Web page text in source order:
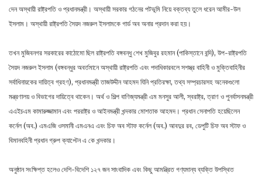
দেন অস্থায়ী রাষ্ট্রপতি ও প্রধানমন্ত্রী। অস্থায়ী সরকার গঠনের পটভূমি নিয়ে বক্তব্য তুলে ধরেন আমীর-উল
ইসলাম। অস্থায়ী রাষ্ট্রপতি সৈয়দ নজরুল ইসলামকে গার্ড অব অনার প্রদান করা হয়।
তখন মুজিবনগর সরকারের কাঠোমো ছিল রাষ্ট্রপতি বঙ্গবন্ধু শেখ মুজিবুর রহমান (পাকিস্তানে বন্দি), উপ-রাষ্ট্রপতি
সৈয়দ নজরুল ইসলাম (বঙ্গবন্ধুর অবর্তমানে অস্থায়ী রাষ্ট্রপতি এবং পদাধিকারবলে সশস্ত্র বাহিনী ও মুক্তিবাহিনীর
সর্বাধিনায়কের দায়িত্ব গ্রহণ), প্রধানমন্ত্রী তাজউদ্দীন আহমদ যিনি প্রতিরক্ষা, তথ্য সম্প্রচারসহ অনেকগুলো
মন্ত্রণালয় ও বিভাগের দায়িত্বে থাকেন। অর্থ ও শিল্প বাণিজ্যমন্ত্রী এম মনসুর আলী, স্বরাষ্ট্র, ত্রাণ ও পুনর্বাসনমন্ত্রী
এএইচএম কামারুজ্জামান এবং পররাষ্ট্র ও আইনমন্ত্রী খন্দকার মোশতাক আহমদ। প্রধান সেনাপতি হয়েছিলেন
কর্নেল (অব.) এমএজি ওসমানী এমএনএ এবং চিফ অব স্টাফ কর্নেল (অব.) আবদুর রব, ডেপুটি চিফ অব স্টাফ ও
বিমানবহিনী প্রধান গ্রুপ ক্যাপ্টেন এ কে খন্দকার।
অনুষ্ঠান সংক্ষিপ্ত হলেও দেশি-বিদেশি ১২৭ জন সাংবাদিক এবং কিছু আমন্ত্রিত গণ্যমান্য ব্যক্তি উপস্থিত